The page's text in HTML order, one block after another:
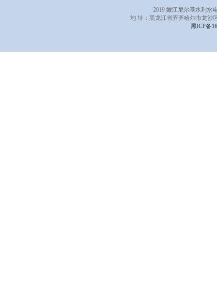
2019 嫩江尼尔基水利水
地 址：黑龙江省齐齐哈尔市龙
黑ICP备